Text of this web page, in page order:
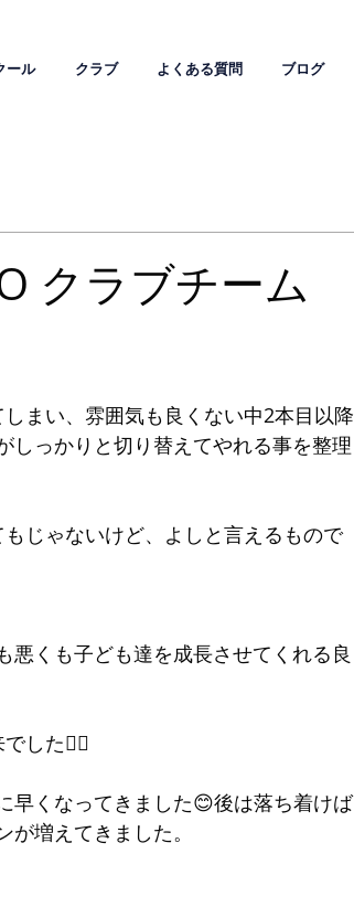
ール クラブ よくある質問 ブログ
クラブチーム
まい、雰囲気も良くない中2本目以降
しっかりと切り替えてやれる事を整理
じゃないけど、よしと言えるもので
悪くも子ども達を成長させてくれる良
した👍🏻
早くなってきました😊後は落ち着けば
増えてきました。